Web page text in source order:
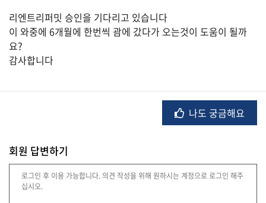
체
비
법
률
리엔트리퍼밋 승인을 기다리고 있습니다
이 와중에 6개월에 한번씩 괌에 갔다가 오는것이 도움이 될까
요?
감사합니다
나도 궁금해요
회원 답변하기